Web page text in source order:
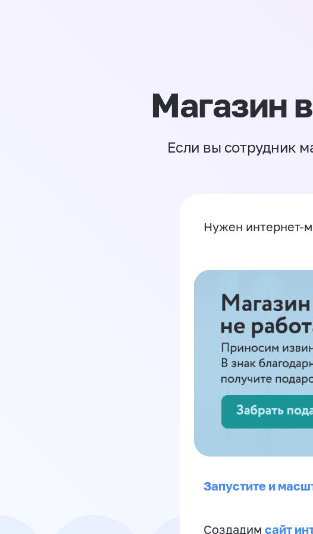
Магазин
Если вы сотрудник
Нужен интернет-
Запустите и
Создадим сайт